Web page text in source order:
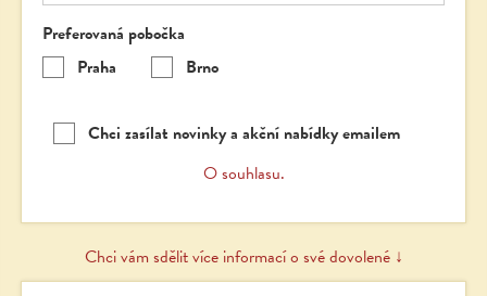
Preferovaná pobočka
Praha
Brno
Chci zasílat novinky a akční nabídky emailem
O souhlasu.
Chci vám sdělit více informací o své dovolené ↓